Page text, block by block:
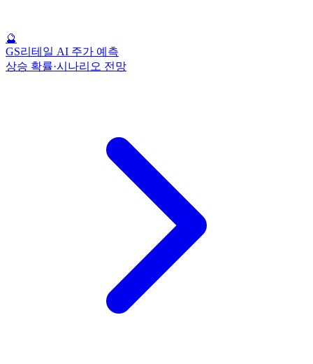
🔮
GS리테일 AI 주가 예측
상승 확률·시나리오 전망